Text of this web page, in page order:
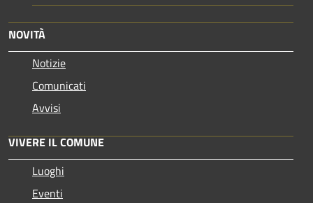
NOVITÀ
Notizie
Comunicati
Avvisi
VIVERE IL COMUNE
Luoghi
Eventi